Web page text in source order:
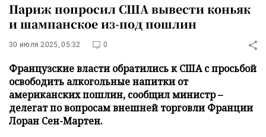
Париж попросил США вывести коньяк
и шампанское из-под пошлин
30 июля 2025, 05:32 0
Французские власти обратились к США с просьбой
освободить алкогольные напитки от
американских пошлин, сообщил министр –
делегат по вопросам внешней торговли Франции
Лоран Сен-Мартен.